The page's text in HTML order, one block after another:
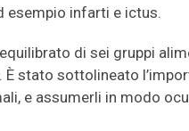
esempio infarti e ictus.
di sei gruppi
È stato sottolineato
e assumerli in modo